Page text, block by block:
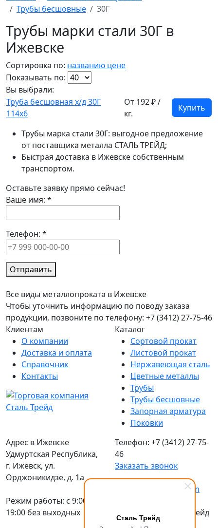
Сталь Трейд
Трубы бесшовные
30Г
Трубы марки стали 30Г в
Ижевске
Сортировка по: названию цене
Показывать по:
Вы выбрали:
Труба бесшовная х/д 30Г
114x6
От 192 ₽ /
кг.
Купить
Трубы марка стали 30Г: выгодное предложение
от поставщика металла СТАЛЬ ТРЕЙД;
Быстрая доставка в Ижевске собственным
транспортом.
Оставьте заявку прямо сейчас!
Ваше имя: *
Телефон: *
Отправить
Все виды металлопроката в Ижевске
Чтобы уточнить информацию по поводу заказа
продукции, позвоните по телефону: +7 (3412) 27-75-46
Клиентам
О компании
Доставка и оплата
Справочник
Контакты
Каталог
Сортовой прокат
Листовой прокат
Нержавеющая сталь
Цветные металлы
Трубы
Трубы бесшовные
Запорная арматура
Поковки
Адрес в Ижевске
Удмуртская Республика,
г. Ижевск, ул.
Орджоникидзе, д. 1а
Режим работы: c 9:00 до
19:00 без выходных
Телефон: +7 (3412) 27-75-
46
Заказать звонок
sales@stizh.com
© 2016-2026 Сталь Трейд
Металлопрокат